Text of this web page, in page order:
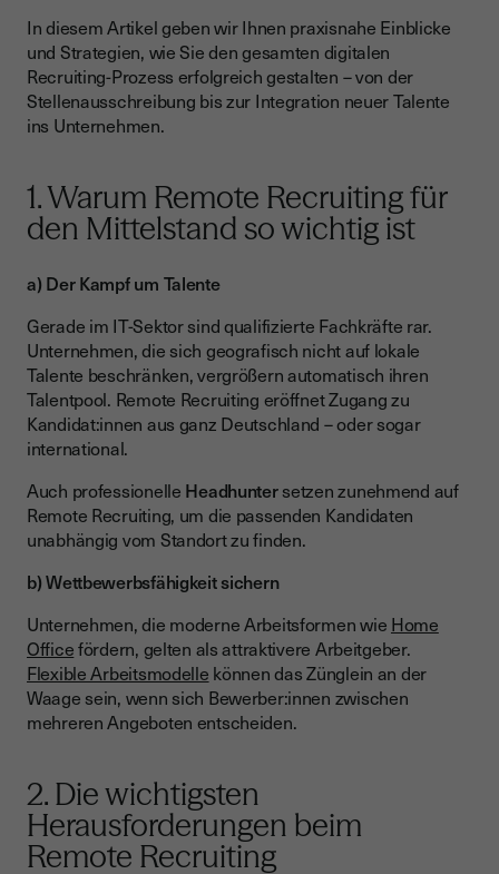
8. Tipps zur Umsetzung im eigenen Unternehmen
Remote Recruiting als Chance nutzen
In diesem Artikel geben wir Ihnen praxisnahe Einblicke
und Strategien, wie Sie den gesamten digitalen
Recruiting-Prozess erfolgreich gestalten – von der
Stellenausschreibung bis zur Integration neuer Talente
ins Unternehmen.
1. Warum Remote Recruiting für
den Mittelstand so wichtig ist
a) Der Kampf um Talente
Gerade im IT-Sektor sind qualifizierte Fachkräfte rar.
Unternehmen, die sich geografisch nicht auf lokale
Talente beschränken, vergrößern automatisch ihren
Talentpool. Remote Recruiting eröffnet Zugang zu
Kandidat:innen aus ganz Deutschland – oder sogar
international.
Auch professionelle Headhuntersetzen zunehmend auf
Remote Recruiting, um die passenden Kandidaten
unabhängig vom Standort zu finden.
b) Wettbewerbsfähigkeit sichern
Unternehmen, die moderne Arbeitsformen wie Home
Officefördern, gelten als attraktivere Arbeitgeber.
Flexible Arbeitsmodelle können das Zünglein an der
Waage sein, wenn sich Bewerber:innen zwischen
mehreren Angeboten entscheiden.
2. Die wichtigsten
Herausforderungen beim
Remote Recruiting